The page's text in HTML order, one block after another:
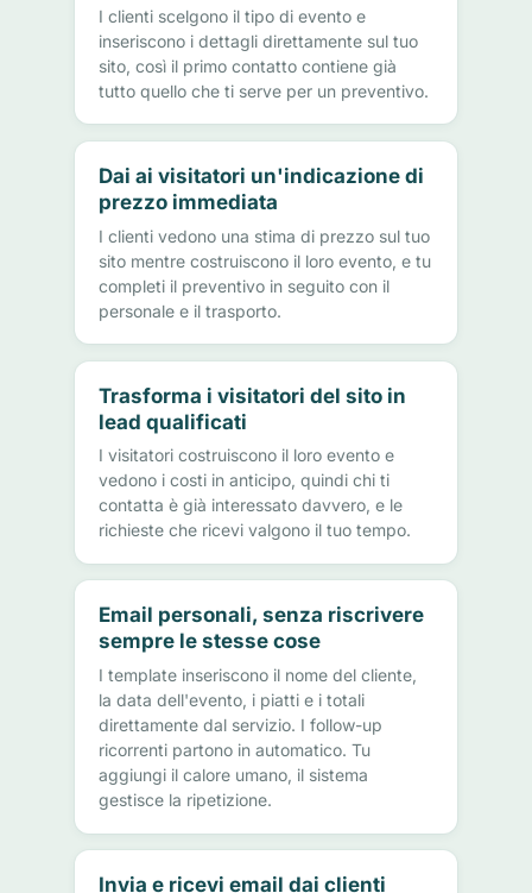
I clienti scelgono il tipo di evento e
inseriscono i dettagli direttamente sul tuo
sito, così il primo contatto contiene già
tutto quello che ti serve per un preventivo.
Dai ai visitatori un'indicazione di
prezzo immediata
I clienti vedono una stima di prezzo sul tuo
sito mentre costruiscono il loro evento, e tu
completi il preventivo in seguito con il
personale e il trasporto.
Trasforma i visitatori del sito in
lead qualificati
I visitatori costruiscono il loro evento e
vedono i costi in anticipo, quindi chi ti
contatta è già interessato davvero, e le
richieste che ricevi valgono il tuo tempo.
Email personali, senza riscrivere
sempre le stesse cose
I template inseriscono il nome del cliente,
la data dell'evento, i piatti e i totali
direttamente dal servizio. I follow-up
ricorrenti partono in automatico. Tu
aggiungi il calore umano, il sistema
gestisce la ripetizione.
Invia e ricevi email dai clienti